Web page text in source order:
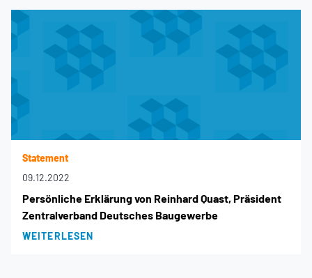
Statement
09.12.2022
Persönliche Erklärung von Reinhard Quast, Präsident
Zentralverband Deutsches Baugewerbe
WEITERLESEN